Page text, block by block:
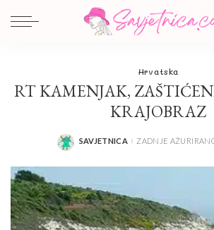
Hrvatska
RT KAMENJAK,
KRAJOBRAZ
POSTED
SAVJETNICA ZADNJE